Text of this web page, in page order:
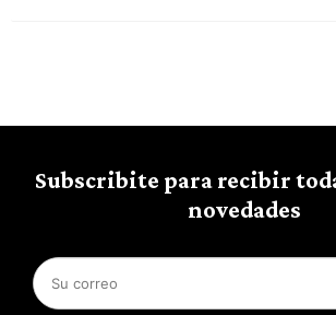
Subscribite para recibir
novedades